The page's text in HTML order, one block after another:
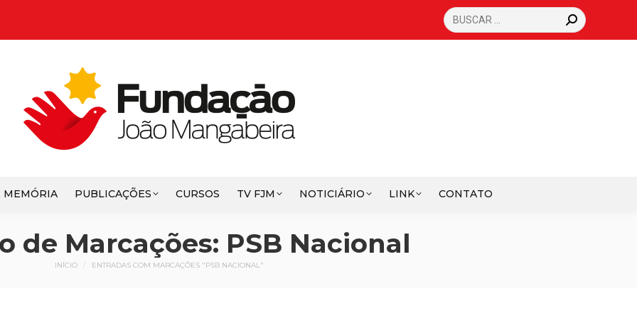
SEARCH:
MEMÓRIA PUBLICAÇÕES CURSOS TV FJM NOTICIÁRIO LINK CONTATO
de Marcações: PSB Nacional
Você está aqui:
INÍCIO ENTRADAS COM MARCAÇÕES "PSB NACIONAL"